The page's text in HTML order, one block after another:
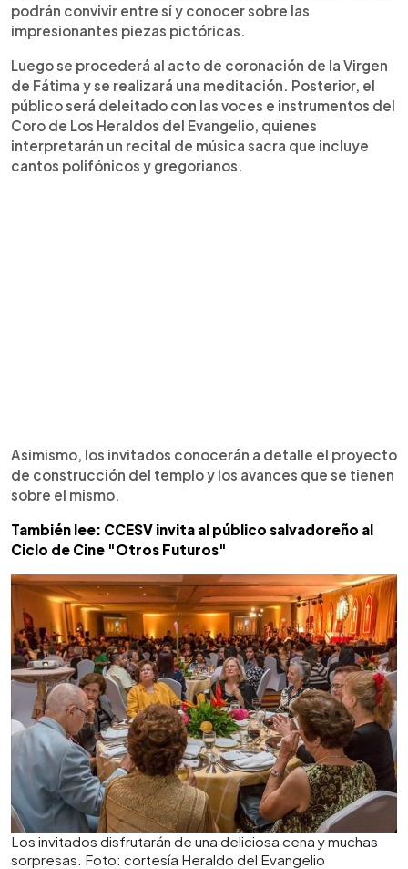
podrán convivir entre sí y conocer sobre las
impresionantes piezas pictóricas.
Luego se procederá al acto de coronación de la Virgen
de Fátima y se realizará una meditación. Posterior, el
público será deleitado con las voces e instrumentos del
Coro de Los Heraldos del Evangelio, quienes
interpretarán un recital de música sacra que incluye
cantos polifónicos y gregorianos.
Asimismo, los invitados conocerán a detalle el proyecto
de construcción del templo y los avances que se tienen
sobre el mismo.
También lee: CCESV invita al público salvadoreño al
Ciclo de Cine "Otros Futuros"
Los invitados disfrutarán de una deliciosa cena y muchas
sorpresas. Foto: cortesía Heraldo del Evangelio